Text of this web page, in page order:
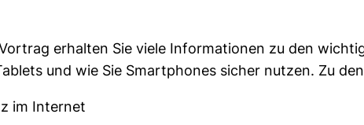
erhalten Sie viele Informationen zu den
und wie Sie Smartphones sicher nutzen. Zu
im Internet